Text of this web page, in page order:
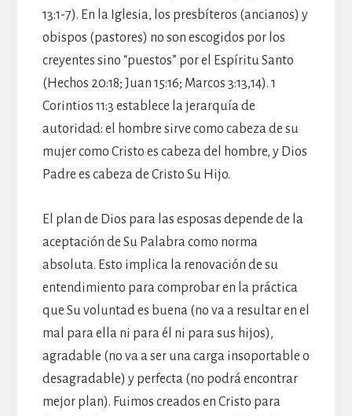
13:1-7). En la Iglesia, los presbíteros (ancianos) y
obispos (pastores) no son escogidos por los
creyentes sino “puestos” por el Espíritu Santo
(Hechos 20:18; Juan 15:16; Marcos 3:13,14). 1
Corintios 11:3 establece la jerarquía de
autoridad: el hombre sirve como cabeza de su
mujer como Cristo es cabeza del hombre, y Dios
Padre es cabeza de Cristo Su Hijo.
El plan de Dios para las esposas depende de la
aceptación de Su Palabra como norma
absoluta. Esto implica la renovación de su
entendimiento para comprobar en la práctica
que Su voluntad es buena (no va a resultar en el
mal para ella ni para él ni para sus hijos),
agradable (no va a ser una carga insoportable o
desagradable) y perfecta (no podrá encontrar
mejor plan). Fuimos creados en Cristo para